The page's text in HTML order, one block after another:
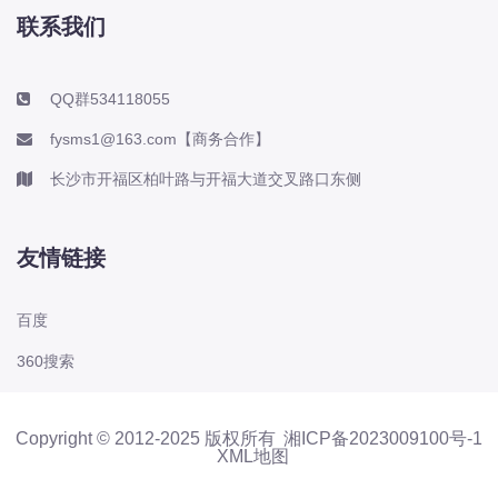
联系我们
QQ群534118055
fysms1@163.com【商务合作】
长沙市开福区柏叶路与开福大道交叉路口东侧
友情链接
百度
360搜索
Copyright © 2012-2025 版权所有 湘ICP备2023009100号-1
XML地图